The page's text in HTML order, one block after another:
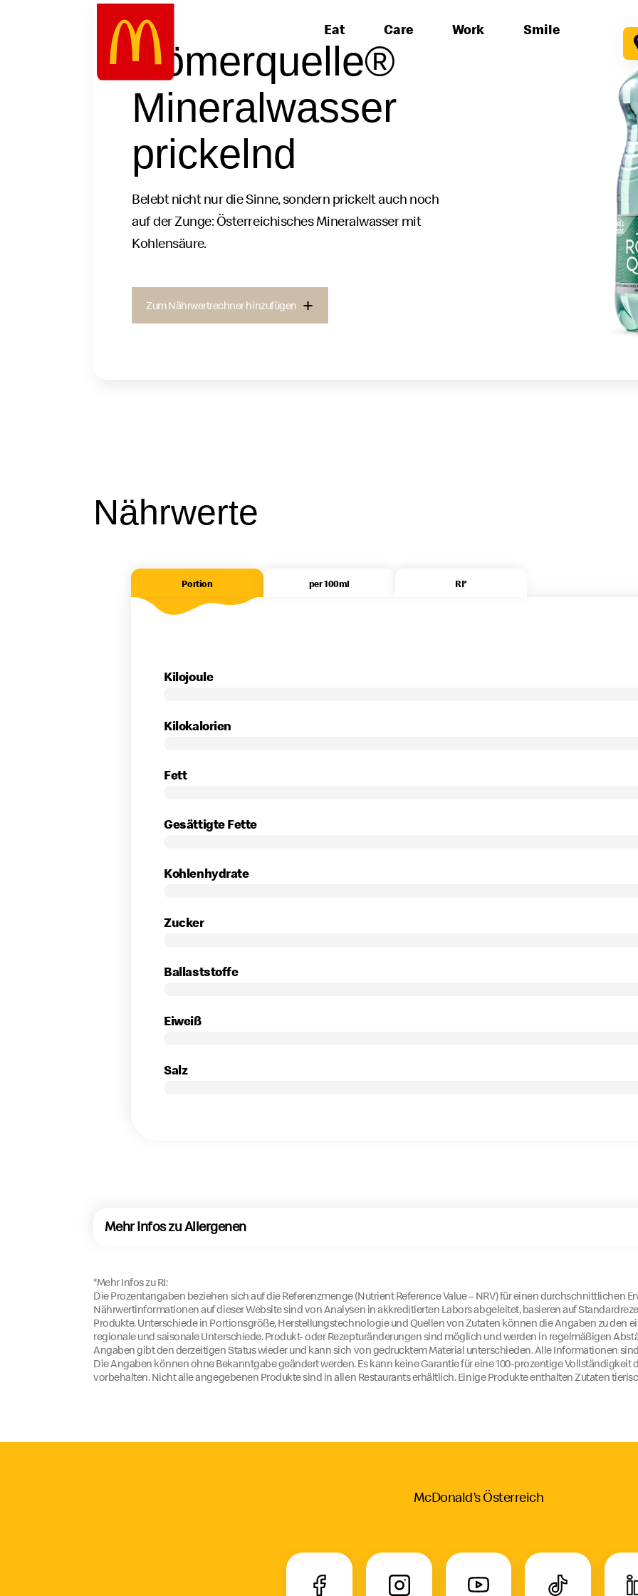
Eat Care Work Smile
Römerquelle®
Mineralwasser
prickelnd
Belebt nicht nur die Sinne, sondern prickelt auch noch
auf der Zunge: Österreichisches Mineralwasser mit
Kohlensäure.
Zum Nährwertrechner hinzufügen
Nährwerte
Portion per 100ml RI*
Kilojoule
Kilokalorien
Fett
Gesättigte Fette
Kohlenhydrate
Zucker
Ballaststoffe
Eiweiß
Salz
Mehr Infos zu Allergenen
*Mehr Infos zu RI:
Die Prozentangaben beziehen sich auf die Referenzmenge (Nutrient Reference Value – NRV) für einen durchschnittlichen
Nährwertinformationen auf dieser Website sind von Analysen in akkreditierten Labors abgeleitet, basieren auf
Produkte. Unterschiede in Portionsgröße, Herstellungstechnologie und Quellen von Zutaten können die Angaben zu den
regionale und saisonale Unterschiede. Produkt- oder Rezepturänderungen sind möglich und werden in regelmäßigen
Angaben gibt den derzeitigen Status wieder und kann sich von gedrucktem Material unterschieden. Alle Informationen
Die Angaben können ohne Bekanntgabe geändert werden. Es kann keine Garantie für eine 100-prozentige
vorbehalten. Nicht alle angegebenen Produkte sind in allen Restaurants erhältlich. Einige Produkte enthalten Zutaten
McDonald’s Österreich